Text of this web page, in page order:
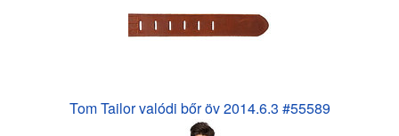
Tom Tailor valódi bőr öv 2014.6.3 #55589